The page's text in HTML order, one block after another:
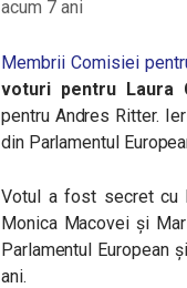
acum 7 ani
Membrii Comisiei
voturi pentru Laura
pentru Andres Ritter.
din Parlamentul
Votul a fost secret cu
Monica Macovei și
Parlamentul European
ani.